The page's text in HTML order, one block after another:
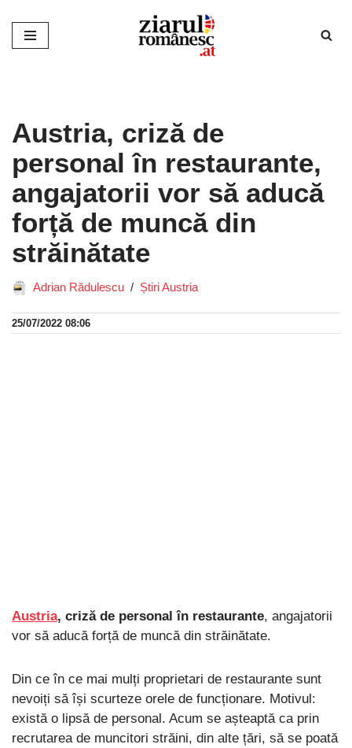
Sari
Austria, criză de
personal în restaurante,
angajatorii vor să aducă
forță de muncă din
străinătate
Adrian Rădulescu Știri Austria
25/07/2022 08:06
Austria, criză de personal în restaurante, angajatorii
vor să aducă forță de muncă din străinătate.
Din ce în ce mai mulți proprietari de restaurante sunt
nevoiți să își scurteze orele de funcționare. Motivul:
există o lipsă de personal. Acum se așteaptă ca prin
recrutarea de muncitori străini, din alte țări, să se poată